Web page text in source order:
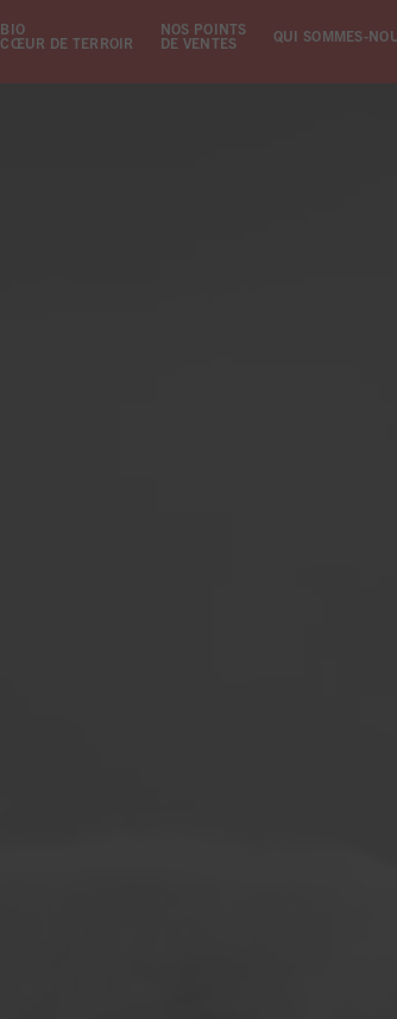
BIO
CŒUR DE TERROIR
NOS POINTS
DE VENTES
QUI SOMMES-